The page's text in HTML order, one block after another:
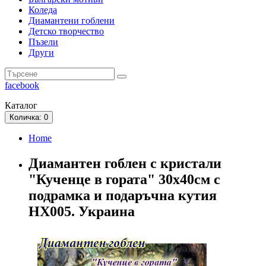
Коледа
Диамантени гоблени
Детско творчество
Пъзели
Други
facebook
Каталог
Количка: 0
Home
Диамантен гоблен с кристали
"Кученце в гората" 30х40см с
подрамка и подаръчна кутия
HX005. Украина